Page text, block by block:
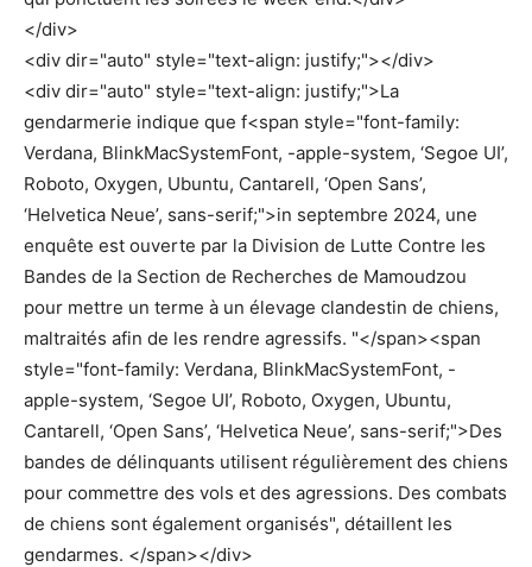
</div>
<div dir="auto" style="text-align: justify;"></div>
<div dir="auto" style="text-align: justify;">La
gendarmerie indique que f<span style="font-family:
Verdana, BlinkMacSystemFont, -apple-system, ‘Segoe UI’,
Roboto, Oxygen, Ubuntu, Cantarell, ‘Open Sans’,
‘Helvetica Neue’, sans-serif;">in septembre 2024, une
enquête est ouverte par la Division de Lutte Contre les
Bandes de la Section de Recherches de Mamoudzou
pour mettre un terme à un élevage clandestin de chiens,
maltraités afin de les rendre agressifs. "</span><span
style="font-family: Verdana, BlinkMacSystemFont, -
apple-system, ‘Segoe UI’, Roboto, Oxygen, Ubuntu,
Cantarell, ‘Open Sans’, ‘Helvetica Neue’, sans-serif;">Des
bandes de délinquants utilisent régulièrement des chiens
pour commettre des vols et des agressions. Des combats
de chiens sont également organisés", détaillent les
gendarmes. </span></div>